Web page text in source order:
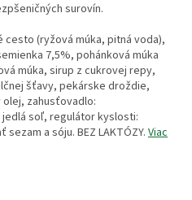
surovín.
(ryžová múka, pitná voda),
7,5%, pohánková múka
múka, sirup z cukrovej repy,
šťavy, pekárske droždie,
zahusťovadlo:
soľ, regulátor kyslosti:
a sóju. BEZ LAKTÓZY.Viac